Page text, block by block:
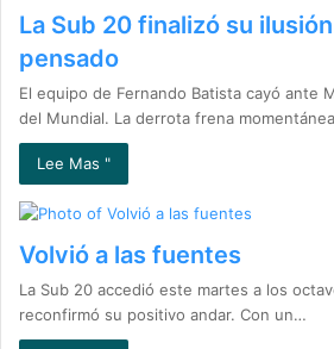
La Sub 20 finalizó su
pensado
El equipo de Fernando Batista cayó ante
del Mundial. La derrota frena
Lee Mas "
Volvió a las fuentes
La Sub 20 accedió este martes a los
reconfirmó su positivo andar. Con un…